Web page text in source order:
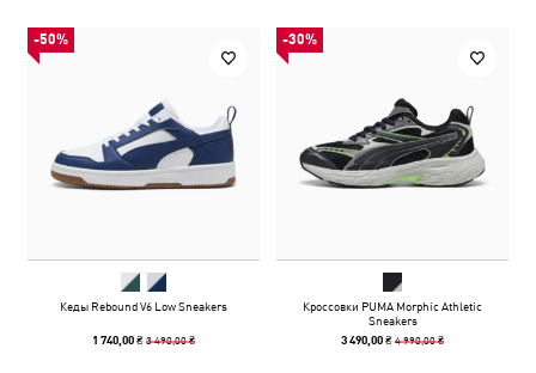
-50%
Кеды Rebound V6 Low Sneakers
1 740,00 ₴3 490,00 ₴
-30%
Кроссовки PUMA Morphic Athletic
Sneakers
3 490,00 ₴4 990,00 ₴